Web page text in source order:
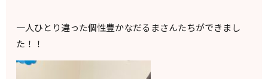
一人ひとり違った個性豊かなだるまさんたちができまし
た！！